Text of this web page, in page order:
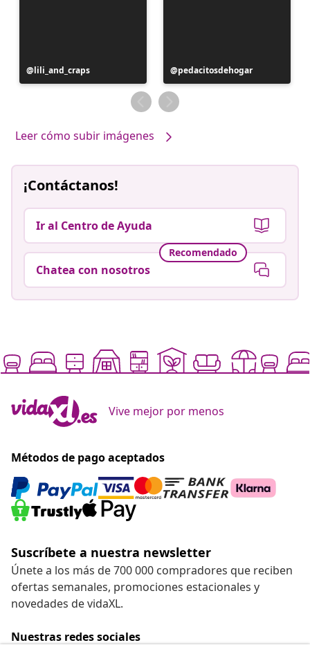
Publicación
realizada
lili_and_craps
Publicación
realizada
por
pedacitosdehogar
Leer cómo subir imágenes
¡Contáctanos!
Ir al Centro de Ayuda
Recomendado
Chatea con nosotros
Vive mejor por menos
Métodos de pago aceptados
Suscríbete a nuestra newsletter
Únete a los más de 700 000 compradores que reciben
ofertas semanales, promociones estacionales y
novedades de vidaXL.
Nuestras redes sociales